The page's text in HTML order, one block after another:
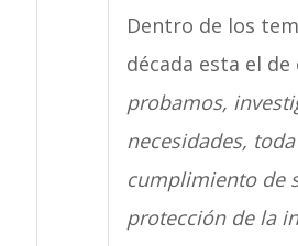
Dentro de los
década esta el
probamos,
necesidades,
cumplimiento de
protección de la